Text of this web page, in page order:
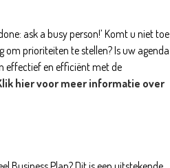
ask a busy person!’ Komt u niet toe
om prioriteiten te stellen? Is uw agenda
effectief en efficiënt met de
hier voor meer informatie over